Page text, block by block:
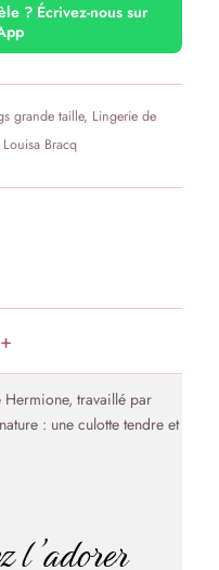
? Écrivez-nous sur
grande taille, Lingerie de
Louisa Bracq
Hermione, travaillé par
: une culotte tendre et
l’adorer